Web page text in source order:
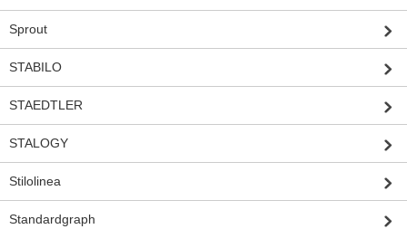
Sprout
STABILO
STAEDTLER
STALOGY
Stilolinea
Standardgraph